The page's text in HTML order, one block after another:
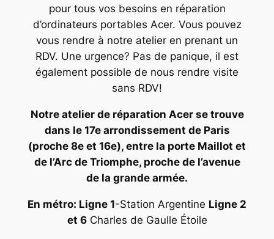
pour tous vos besoins en réparation
d’ordinateurs portables Acer. Vous pouvez
vous rendre à notre atelier en prenant un
RDV. Une urgence? Pas de panique, il est
également possible de nous rendre visite
sans RDV!
Notre atelier de réparation Acer se trouve
dans le 17e arrondissement de Paris
(proche 8e et 16e), entre la porte Maillot et
de l’Arc de Triomphe, proche de l’avenue
de la grande armée.
En métro: Ligne 1-Station Argentine Ligne 2
et 6Charles de Gaulle Étoile